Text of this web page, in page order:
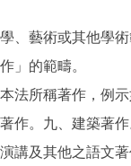
、藝術或其他學
」的範疇。
法所稱著作，例
作。九、建築著
講及其他之語文